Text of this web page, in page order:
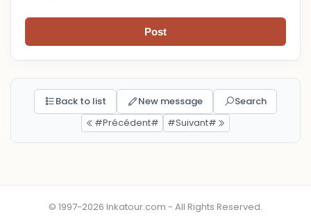
Post
Back to list New message
Search
#Précédent#
#Suivant#
© 1997-2026 Inkatour.com - All Rights Reserved.